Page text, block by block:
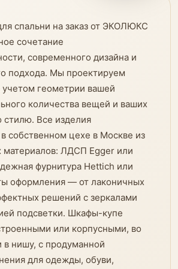
спальни на заказ от ЭКОЛЮКС
сочетание
современного дизайна и
подхода. Мы проектируем
геометрии вашей
количества вещей и ваших
стилю. Все изделия
в собственном цехе в Москве из
материалов: ЛДСП Egger или
фурнитура Hettich или
оформления — от лаконичных
решений с зеркалами
подсветки. Шкафы-купе
или корпусными, во
в нишу, с продуманной
для одежды, обуви,